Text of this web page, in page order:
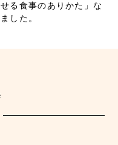
る食事のありかた」な
した。